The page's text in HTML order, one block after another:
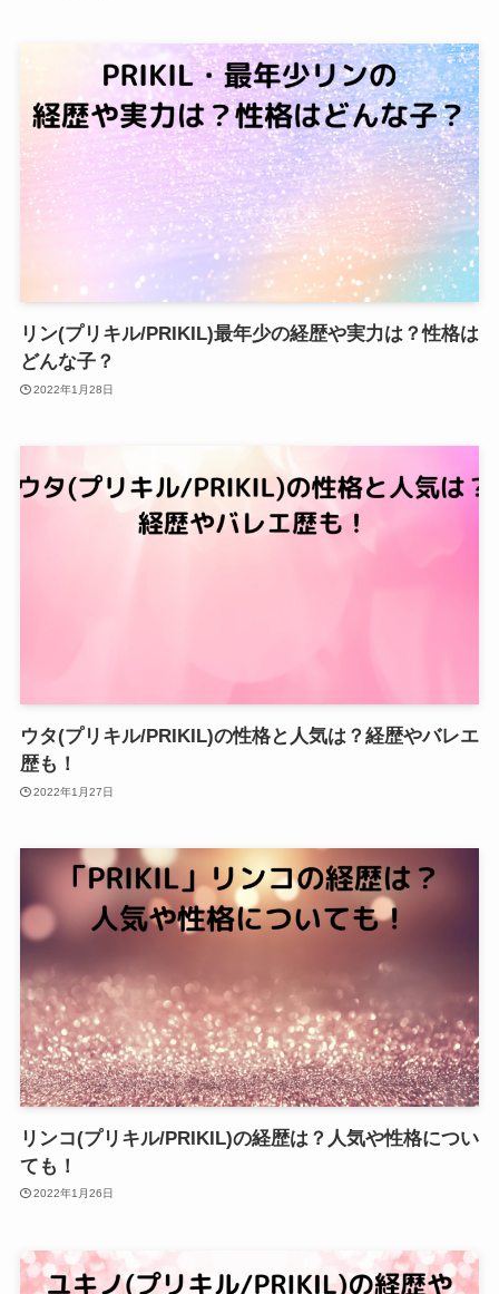
リン(プリキル/PRIKIL)最年少の経歴や実力は？性格は
どんな子？
2022年1月28日
ウタ(プリキル/PRIKIL)の性格と人気は？経歴やバレエ
歴も！
2022年1月27日
リンコ(プリキル/PRIKIL)の経歴は？人気や性格につい
ても！
2022年1月26日